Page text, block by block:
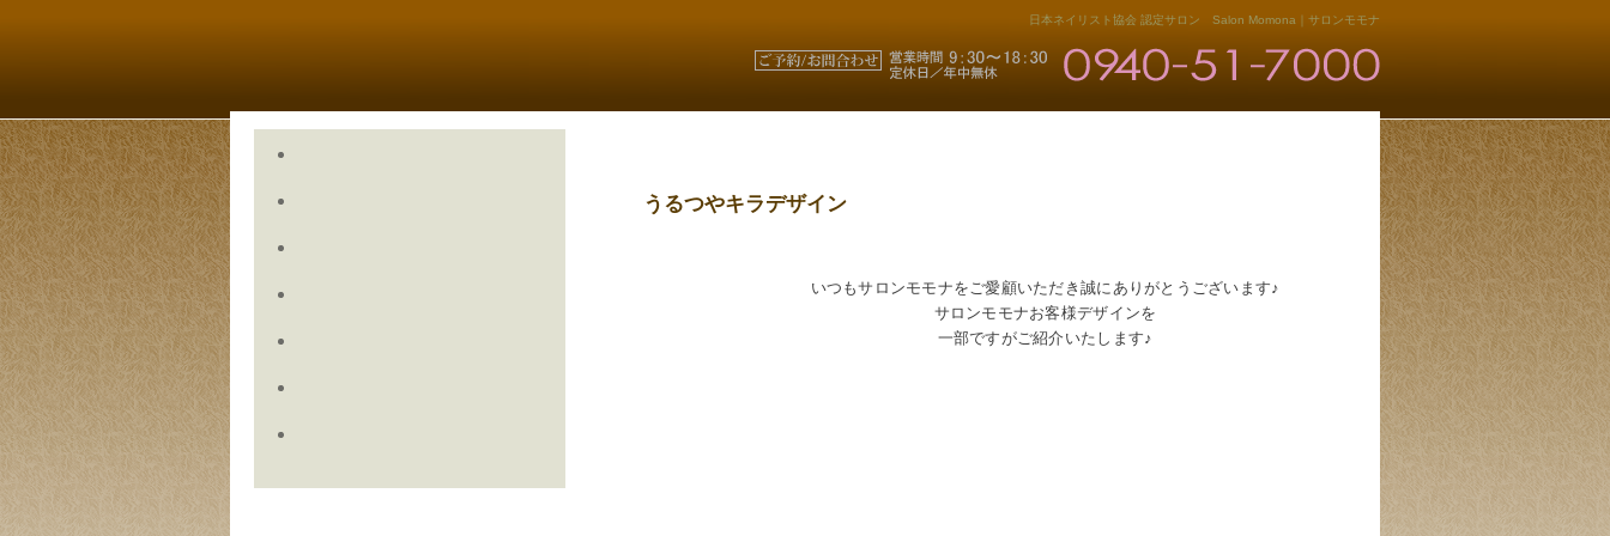
日本ネイリスト協会 認定サロン Salon Momona｜サロンモモナ
うるつやキラデザイン
いつもサロンモモナをご愛顧いただき誠にありがとうございます♪
サロンモモナお客様デザインを
一部ですがご紹介いたします♪